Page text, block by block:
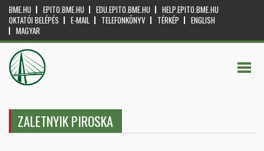
BME.HU EPITO.BME.HU EDU.EPITO.BME.HU
HELP.EPITO.BME.HU
OKTATÓI BELÉPÉS
E-MAIL TELEFONKÖNYV TÉRKÉP
ENGLISH
MAGYAR
ZALETNYIK PIROSKA